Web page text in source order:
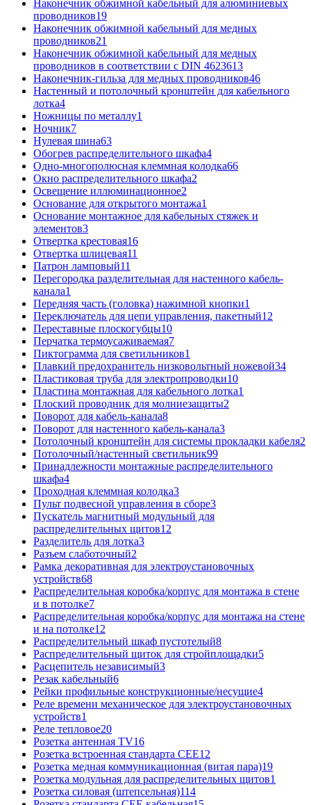
Наконечник обжимной кабельный для алюминиевых
проводников19
Наконечник обжимной кабельный для медных
проводников21
Наконечник обжимной кабельный для медных
проводников в соответствии с DIN 4623613
Наконечник-гильза для медных проводников46
Настенный и потолочный кронштейн для кабельного
лотка4
Ножницы по металлу1
Ночник7
Нулевая шина63
Обогрев распределительного шкафа4
Одно-многополюсная клеммная колодка66
Окно распределительного шкафа2
Освещение иллюминационное2
Основание для открытого монтажа1
Основание монтажное для кабельных стяжек и
элементов3
Отвертка крестовая16
Отвертка шлицевая11
Патрон ламповый11
Перегородка разделительная для настенного кабель-
канала1
Передняя часть (головка) нажимной кнопки1
Переключатель для цепи управления, пакетный12
Переставные плоскогубцы10
Перчатка термоусаживаемая7
Пиктограмма для светильников1
Плавкий предохранитель низковольтный ножевой34
Пластиковая труба для электропроводки10
Пластина монтажная для кабельного лотка1
Плоский проводник для молниезащиты2
Поворот для кабель-канала8
Поворот для настенного кабель-канала3
Потолочный кронштейн для системы прокладки кабеля2
Потолочный/настенный светильник99
Принадлежности монтажные распределительного
шкафа4
Проходная клеммная колодка3
Пульт подвесной управления в сборе3
Пускатель магнитный модульный для
распределительных щитов12
Разделитель для лотка3
Разъем слаботочный2
Рамка декоративная для электроустановочных
устройств68
Распределительная коробка/корпус для монтажа в стене
и в потолке7
Распределительная коробка/корпус для монтажа на стене
и на потолке12
Распределительный шкаф пустотелый8
Распределительный щиток для стройплощадки5
Расцепитель независимый3
Резак кабельный6
Рейки профильные конструкционные/несущие4
Реле времени механическое для электроустановочных
устройств1
Реле тепловое20
Розетка антенная TV16
Розетка встроенная стандарта CEE12
Розетка медная коммуникационная (витая пара)19
Розетка модульная для распределительных щитов1
Розетка силовая (штепсельная)114